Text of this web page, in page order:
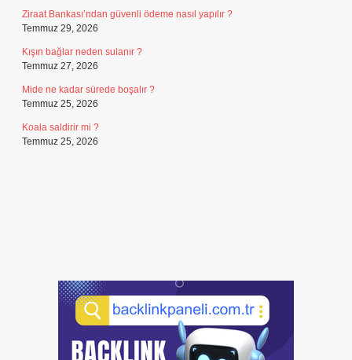
Ziraat Bankası’ndan güvenli ödeme nasıl yapılır ?
Temmuz 29, 2026
Kışın bağlar neden sulanır ?
Temmuz 27, 2026
Mide ne kadar sürede boşalır ?
Temmuz 25, 2026
Koala saldirir mi ?
Temmuz 25, 2026